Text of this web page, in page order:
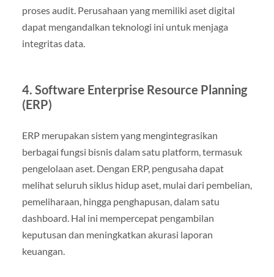
proses audit. Perusahaan yang memiliki aset digital
dapat mengandalkan teknologi ini untuk menjaga
integritas data.
4. Software Enterprise Resource Planning
(ERP)
ERP merupakan sistem yang mengintegrasikan
berbagai fungsi bisnis dalam satu platform, termasuk
pengelolaan aset. Dengan ERP, pengusaha dapat
melihat seluruh siklus hidup aset, mulai dari pembelian,
pemeliharaan, hingga penghapusan, dalam satu
dashboard. Hal ini mempercepat pengambilan
keputusan dan meningkatkan akurasi laporan
keuangan.